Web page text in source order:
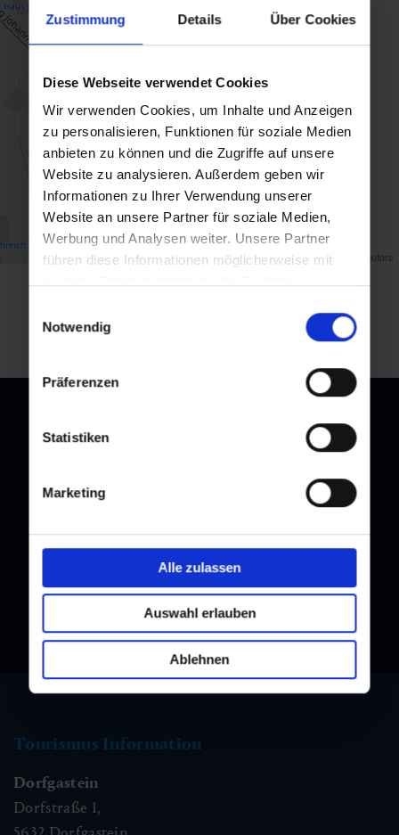
Zustimmung Details Über Cookies
Diese Webseite verwendet Cookies
Wir verwenden Cookies, um Inhalte und Anzeigen
zu personalisieren, Funktionen für soziale Medien
anbieten zu können und die Zugriffe auf unsere
Website zu analysieren. Außerdem geben wir
Informationen zu Ihrer Verwendung unserer
Website an unsere Partner für soziale Medien,
Werbung und Analysen weiter. Unsere Partner
führen diese Informationen möglicherweise mit
Nutzung der Dienste gesammelt haben.
Notwendig
Präferenzen
Statistiken
Marketing
Alle zulassen
Auswahl erlauben
Ablehnen
Map data ©OpenStreetMap contributors
Melden Sie sich bei unserem Newsletter an, und bleiben Sie
Tourismus Information
Dorfgastein
Dorfstraße 1,